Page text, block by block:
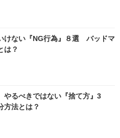
けない『NG行為』８選 バッドマ
は？
やるべきではない『捨て方』3
法とは？